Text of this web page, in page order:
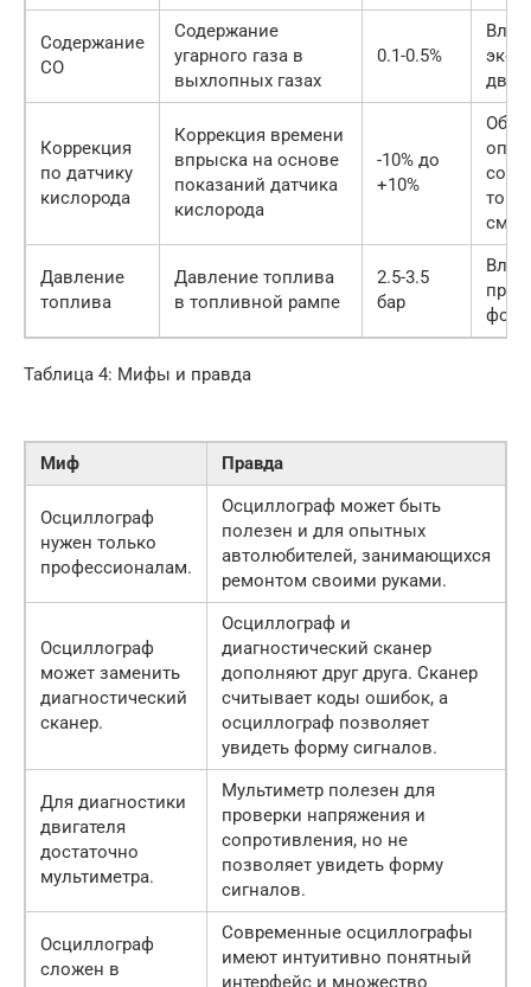
Содержание
CO
Содержание
угарного газа в
выхлопных газах
0.1-0.5%
Коррекция
по датчику
кислорода
Коррекция времени
впрыска на основе
показаний датчика
кислорода
-10% до
+10%
Давление
топлива
Давление топлива
в топливной рампе
2.5-3.5
бар
Таблица 4: Мифы и правда
Миф Правда
Осциллограф
нужен только
профессионалам.
Осциллограф может быть
полезен и для опытных
автолюбителей, занимающихся
ремонтом своими руками.
Осциллограф
может заменить
диагностический
сканер.
Осциллограф и
диагностический сканер
дополняют друг друга. Сканер
считывает коды ошибок, а
осциллограф позволяет
увидеть форму сигналов.
Для диагностики
двигателя
достаточно
мультиметра.
Мультиметр полезен для
проверки напряжения и
сопротивления, но не
позволяет увидеть форму
сигналов.
Осциллограф
сложен в
Современные осциллографы
имеют интуитивно понятный
интерфейс и множество